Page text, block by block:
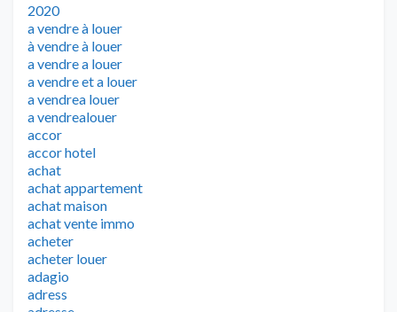
2020
a vendre à louer
à vendre à louer
a vendre a louer
a vendre et a louer
a vendrea louer
a vendrealouer
accor
accor hotel
achat
achat appartement
achat maison
achat vente immo
acheter
acheter louer
adagio
adress